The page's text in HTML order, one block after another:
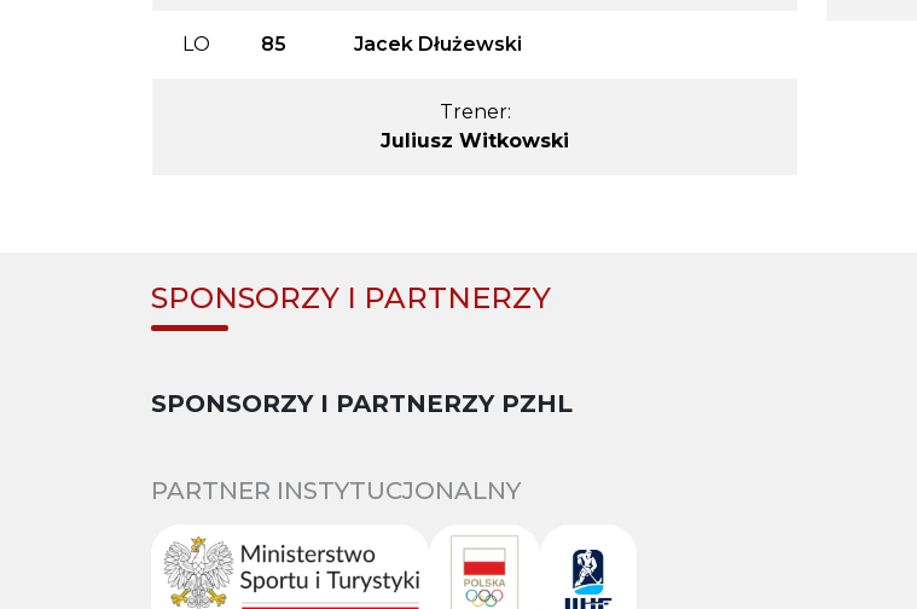
LO 85 Jacek Dłużewski
Trener:
Juliusz Witkowski
SPONSORZY I PARTNERZY
SPONSORZY I PARTNERZY PZHL
PARTNER INSTYTUCJONALNY